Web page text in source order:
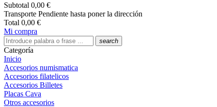
Subtotal 0,00 €
Transporte Pendiente hasta poner la dirección
Total 0,00 €
Mi compra
search
Categoría
Inicio
Accesorios numismatica
Accesorios filatelicos
Accesorios Billetes
Placas Cava
Otros accesorios